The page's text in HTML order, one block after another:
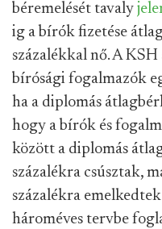
béremelését tavaly
ig a bírók fizetése
százalékkal nő. A
bírósági fogalmazók
ha a diplomás
hogy a bírók és
között a diplomás
százalékra csúsztak,
százalékra
hároméves tervbe